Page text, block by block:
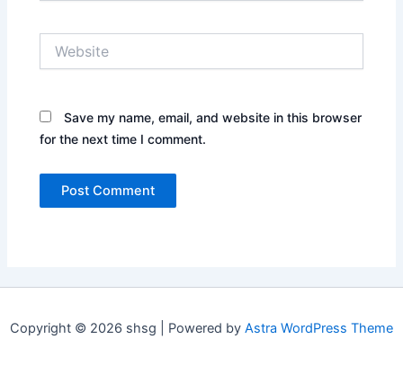
Save my name, email, and website in this browser
for the next time I comment.
Copyright © 2026 shsg | Powered by Astra WordPress Theme